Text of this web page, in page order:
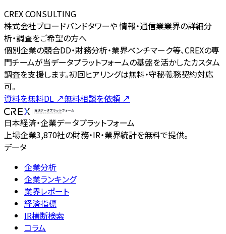
CREX CONSULTING
株式会社ブロードバンドタワーや 情報・通信業業界の詳細分
析・調査をご希望の方へ
個別企業の競合DD・財務分析・業界ベンチマーク等、CREXの専
門チームが当データプラットフォームの基盤を活かしたカスタム
調査を支援します。初回ヒアリングは無料・守秘義務契約対応
可。
資料を無料DL ↗無料相談を依頼 ↗
日本経済・企業データプラットフォーム
上場企業3,870社の財務・IR・業界統計を無料で提供。
データ
企業分析
企業ランキング
業界レポート
経済指標
IR横断検索
コラム